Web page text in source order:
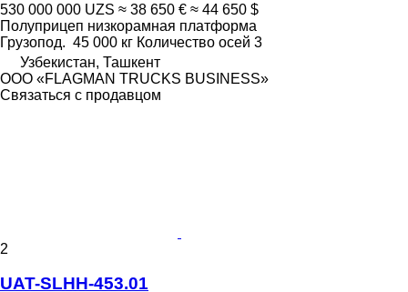
530 000 000 UZS ≈ 38 650 € ≈ 44 650 $
Полуприцеп низкорамная платформа
Грузопод. 45 000 кг Количество осей 3
Узбекистан, Ташкент
ООО «FLAGMAN TRUCKS BUSINESS»
Связаться с продавцом
2
UAT-SLHH-453.01